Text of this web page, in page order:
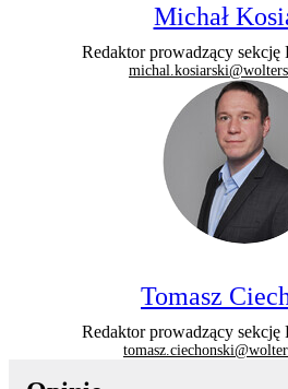
Michał
Redaktor prowadzący sekcję
Tomasz
Redaktor prowadzący sekcję